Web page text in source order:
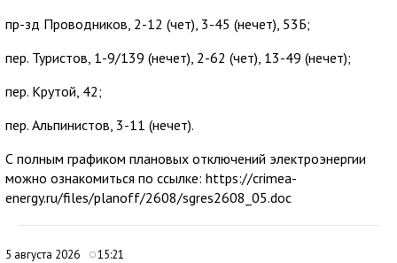
пр-зд Проводников, 2-12 (чет), 3-45 (нечет), 53Б;
пер. Туристов, 1-9/139 (нечет), 2-62 (чет), 13-49 (нечет);
пер. Крутой, 42;
пер. Альпинистов, 3-11 (нечет).
С полным графиком плановых отключений электроэнергии
можно ознакомиться по ссылке: https://crimea-
energy.ru/files/planoff/2608/sgres2608_05.doc
5 августа 2026 15:21